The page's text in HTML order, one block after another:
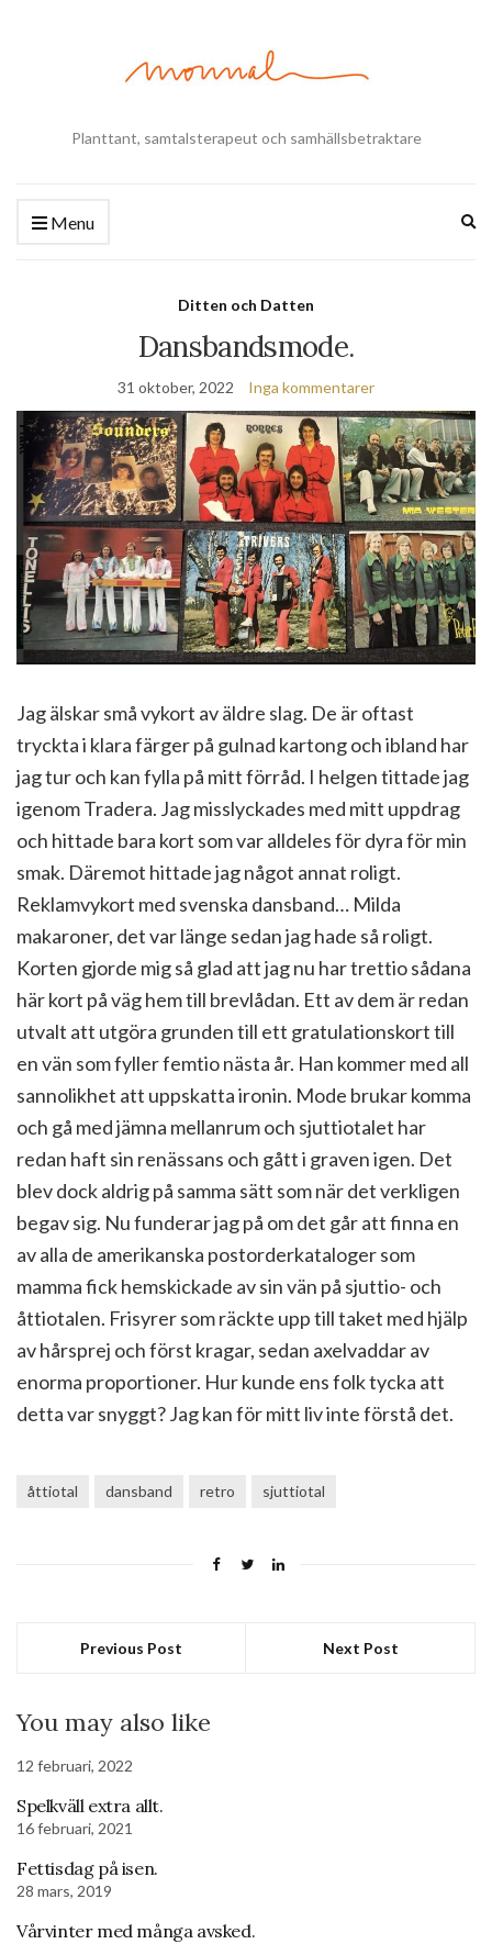
Planttant, samtalsterapeut och samhällsbetraktare
Menu
Ditten och Datten
Dansbandsmode.
31 oktober, 2022 Inga kommentarer
Jag älskar små vykort av äldre slag. De är oftast
tryckta i klara färger på gulnad kartong och ibland har
jag tur och kan fylla på mitt förråd. I helgen tittade jag
igenom Tradera. Jag misslyckades med mitt uppdrag
och hittade bara kort som var alldeles för dyra för min
smak. Däremot hittade jag något annat roligt.
Reklamvykort med svenska dansband… Milda
makaroner, det var länge sedan jag hade så roligt.
Korten gjorde mig så glad att jag nu har trettio sådana
här kort på väg hem till brevlådan. Ett av dem är redan
utvalt att utgöra grunden till ett gratulationskort till
en vän som fyller femtio nästa år. Han kommer med all
sannolikhet att uppskatta ironin. Mode brukar komma
och gå med jämna mellanrum och sjuttiotalet har
redan haft sin renässans och gått i graven igen. Det
blev dock aldrig på samma sätt som när det verkligen
begav sig. Nu funderar jag på om det går att finna en
av alla de amerikanska postorderkataloger som
mamma fick hemskickade av sin vän på sjuttio- och
åttiotalen. Frisyrer som räckte upp till taket med hjälp
av hårsprej och först kragar, sedan axelvaddar av
enorma proportioner. Hur kunde ens folk tycka att
detta var snyggt? Jag kan för mitt liv inte förstå det.
åttiotal dansband retro sjuttiotal
Previous Post Next Post
You may also like
12 februari, 2022
Spelkväll extra allt.
16 februari, 2021
Fettisdag på isen.
28 mars, 2019
Vårvinter med många avsked.